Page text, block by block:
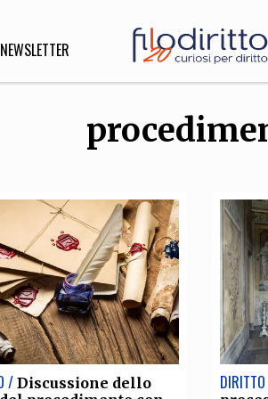
NEWSLETTER
INNOVAZIONE
Scienze
Architettura,
/ Discussione dello